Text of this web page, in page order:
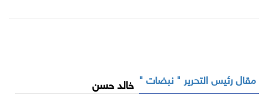
مقال رئيس التحرير " نبضات " خالد حسن